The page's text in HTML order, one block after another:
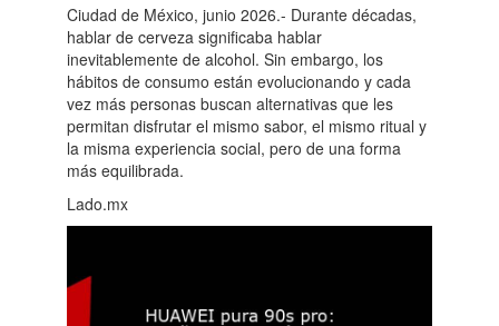
Ciudad de México, junio 2026.- Durante décadas,
hablar de cerveza significaba hablar
inevitablemente de alcohol. Sin embargo, los
hábitos de consumo están evolucionando y cada
vez más personas buscan alternativas que les
permitan disfrutar el mismo sabor, el mismo ritual y
la misma experiencia social, pero de una forma
más equilibrada.
Lado.mx